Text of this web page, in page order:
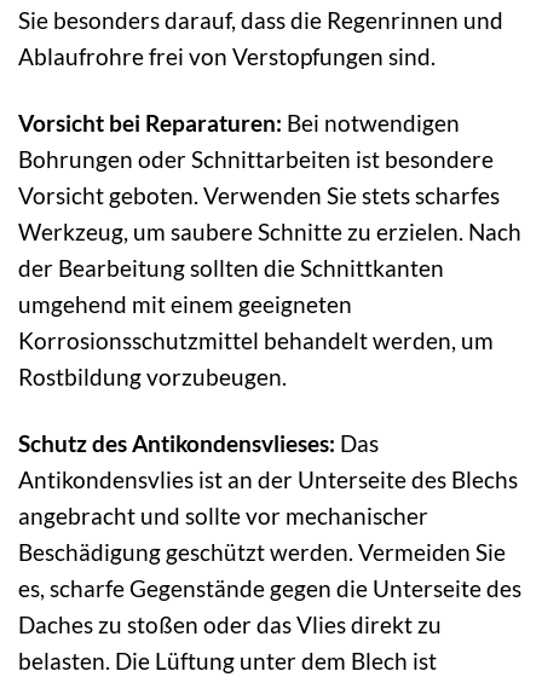
Sie besonders darauf, dass die Regenrinnen und
Ablaufrohre frei von Verstopfungen sind.
Vorsicht bei Reparaturen: Bei notwendigen
Bohrungen oder Schnittarbeiten ist besondere
Vorsicht geboten. Verwenden Sie stets scharfes
Werkzeug, um saubere Schnitte zu erzielen. Nach
der Bearbeitung sollten die Schnittkanten
umgehend mit einem geeigneten
Korrosionsschutzmittel behandelt werden, um
Rostbildung vorzubeugen.
Schutz des Antikondensvlieses: Das
Antikondensvlies ist an der Unterseite des Blechs
angebracht und sollte vor mechanischer
Beschädigung geschützt werden. Vermeiden Sie
es, scharfe Gegenstände gegen die Unterseite des
Daches zu stoßen oder das Vlies direkt zu
belasten. Die Lüftung unter dem Blech ist